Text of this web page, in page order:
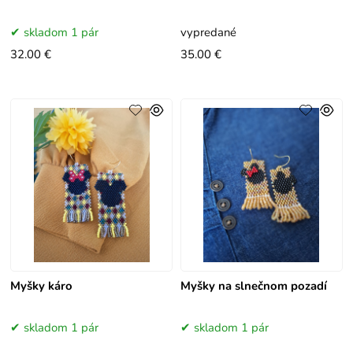
skladom 1 pár
32.00 €
vypredané
35.00 €
Myšky káro
skladom 1 pár
Myšky na slnečnom pozadí
skladom 1 pár